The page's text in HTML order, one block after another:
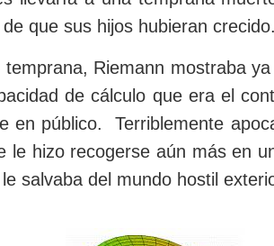
que sus hijos hubieran
temprana, Riemann mostraba
de cálculo que era el
en público. Terriblemente
le hizo recogerse aún más en
salvaba del mundo hostil